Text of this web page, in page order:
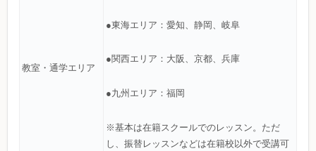
教室・通学エリア
●東海エリア：愛知、静岡、岐阜
●関西エリア：大阪、京都、兵庫
●九州エリア：福岡
※基本は在籍スクールでのレッスン。ただ
し、振替レッスンなどは在籍校以外で受講可